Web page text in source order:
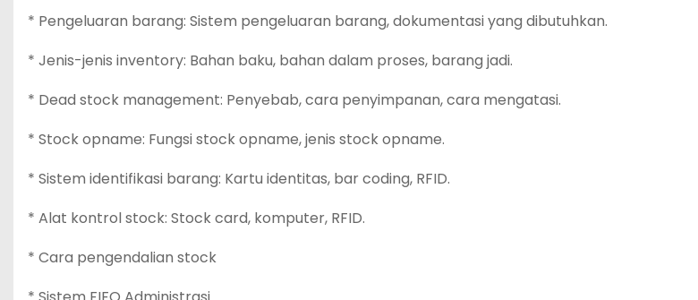
* Pengeluaran barang: Sistem pengeluaran barang, dokumentasi yang dibutuhkan.
* Jenis-jenis inventory: Bahan baku, bahan dalam proses, barang jadi.
* Dead stock management: Penyebab, cara penyimpanan, cara mengatasi.
* Stock opname: Fungsi stock opname, jenis stock opname.
* Sistem identifikasi barang: Kartu identitas, bar coding, RFID.
* Alat kontrol stock: Stock card, komputer, RFID.
* Cara pengendalian stock